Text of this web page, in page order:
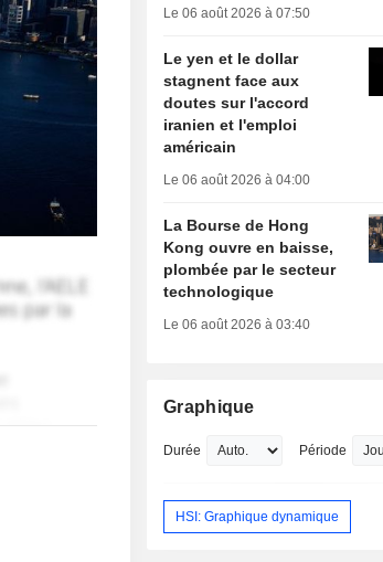
Le 06 août 2026 à 07:50
Le yen et le dollar
stagnent face aux
doutes sur l'accord
iranien et l'emploi
américain
Le 06 août 2026 à 04:00
La Bourse de Hong
Kong ouvre en baisse,
plombée par le secteur
technologique
Le 06 août 2026 à 03:40
Graphique
Durée Période
HSI: Graphique dynamique